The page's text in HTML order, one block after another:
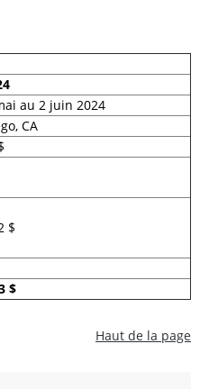
au 2 juin 2024
CA
$
$
Haut de la page